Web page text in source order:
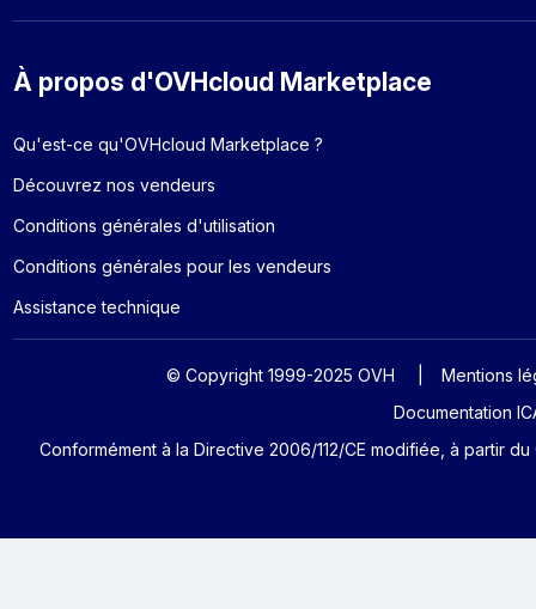
À propos d'OVHcloud Marketplace
Qu'est-ce qu'OVHcloud Marketplace ?
Découvrez nos vendeurs
Conditions générales d'utilisation
Conditions générales pour les vendeurs
Assistance technique
© Copyright 1999-2025 OVH
Mentions
Documentation
Conformément à la Directive 2006/112/CE modifiée, à partir